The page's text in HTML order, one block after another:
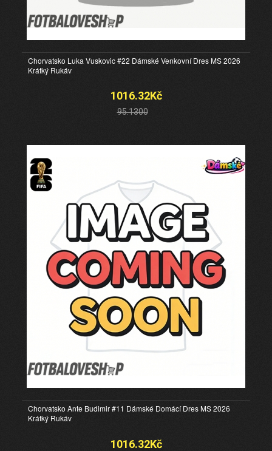
Chorvatsko Luka Vuskovic #22 Dámské Venkovní Dres MS 2026
Krátký Rukáv
1016.32Kč
95.1300
Chorvatsko Ante Budimir #11 Dámské Domácí Dres MS 2026
Krátký Rukáv
1016.32Kč